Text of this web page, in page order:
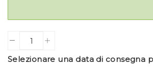
Quantity
Selezionare una data di consegna